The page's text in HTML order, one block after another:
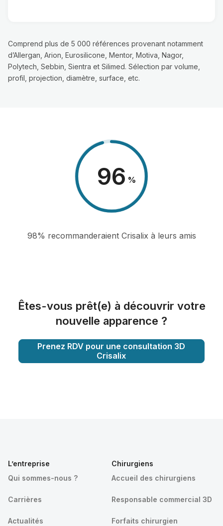
Comprend plus de 5 000 références provenant notamment
d’Allergan, Arion, Eurosilicone, Mentor, Motiva, Nagor,
Polytech, Sebbin, Sientra et Silimed. Sélection par volume,
profil, projection, diamètre, surface, etc.
98 %
98% recommanderaient Crisalix à leurs amis
Êtes-vous prêt(e) à découvrir votre
nouvelle apparence ?
Prenez RDV pour une consultation 3D
Crisalix
L’entreprise
Qui sommes-nous ?
Carrières
Actualités
Chirurgiens
Accueil des chirurgiens
Responsable commercial 3D
Forfaits chirurgien